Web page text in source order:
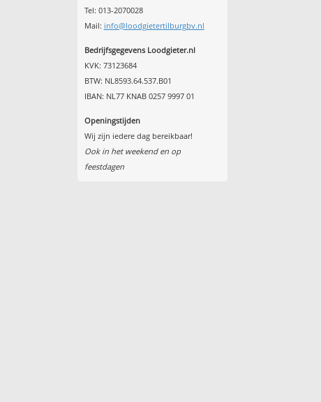
Tel: 013-2070028
Mail: info@loodgietertilburgbv.nl
Bedrijfsgegevens Loodgieter.nl
KVK: 73123684
BTW: NL8593.64.537.B01
IBAN: NL77 KNAB 0257 9997 01
Openingstijden
Wij zijn iedere dag bereikbaar!
Ook in het weekend en op
feestdagen